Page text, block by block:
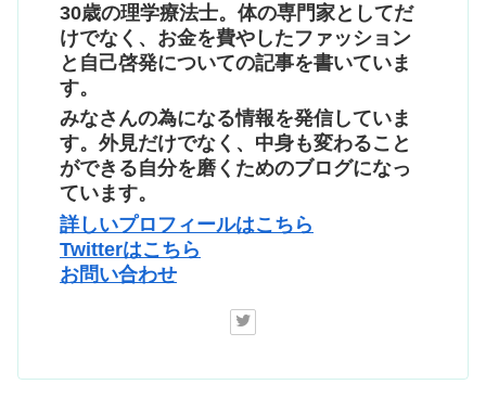
30歳の理学療法士。体の専門家としてだ
けでなく、お金を費やしたファッション
と自己啓発についての記事を書いていま
す。
みなさんの為になる情報を発信していま
す。外見だけでなく、中身も変わること
ができる自分を磨くためのブログになっ
ています。
詳しいプロフィールはこちら
Twitterはこちら
お問い合わせ